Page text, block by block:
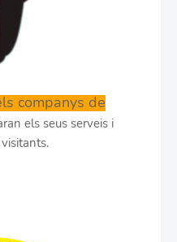
companys de
els seus serveis i